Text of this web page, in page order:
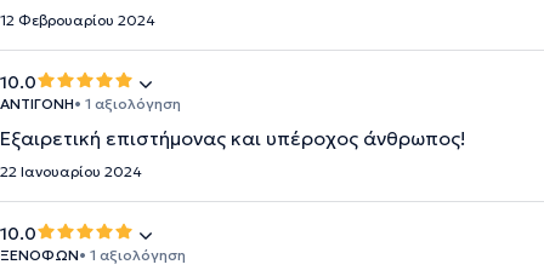
12 Φεβρουαρίου 2024
10.0
ΑΝΤΙΓΟΝΗ• 1 αξιολόγηση
Εξαιρετική επιστήμονας και υπέροχος άνθρωπος!
22 Ιανουαρίου 2024
10.0
ΞΕΝΟΦΩΝ• 1 αξιολόγηση